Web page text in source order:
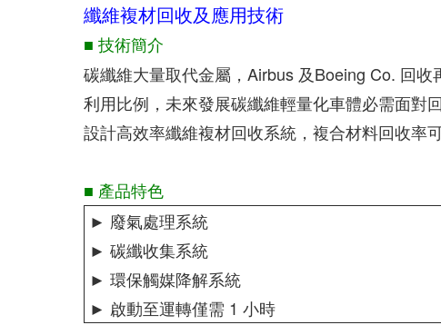
纖維複材回收及應用技術
■ 技術簡介
碳纖維大量取代金屬，Airbus 及Boeing Co. 回
利用比例，未來發展碳纖維輕量化車體必需面對
設計高效率纖維複材回收系統，複合材料回收率
■ 產品特色
► 廢氣處理系統
► 碳纖收集系統
► 環保觸媒降解系統
► 啟動至運轉僅需 1 小時